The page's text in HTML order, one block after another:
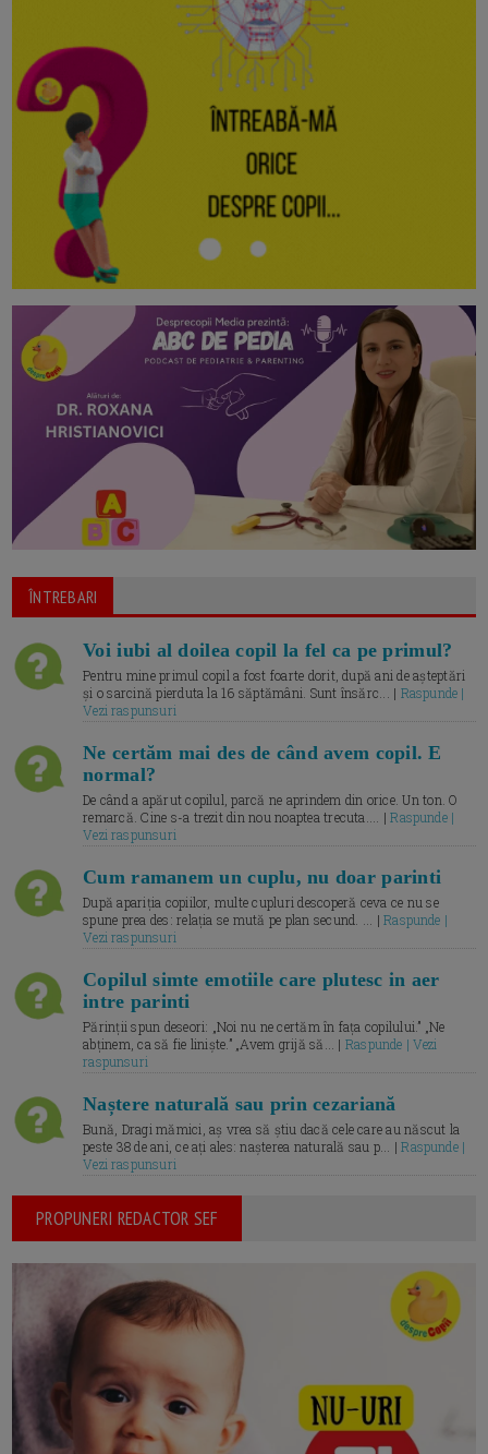
ÎNTREBARI
Voi iubi al doilea copil la fel ca pe primul?
Pentru mine primul copil a fost foarte dorit, după ani de așteptări
și o sarcină pierduta la 16 săptămâni. Sunt însărc... | Raspunde |
Vezi raspunsuri
Ne certăm mai des de când avem copil. E
normal?
De când a apărut copilul, parcă ne aprindem din orice. Un ton. O
remarcă. Cine s-a trezit din nou noaptea trecuta.... |Raspunde |
Vezi raspunsuri
Cum ramanem un cuplu, nu doar parinti
După apariția copiilor, multe cupluri descoperă ceva ce nu se
spune prea des: relația se mută pe plan secund. ... |Raspunde |
Vezi raspunsuri
Copilul simte emotiile care plutesc in aer
intre parinti
Părinții spun deseori: „Noi nu ne certăm în fața copilului.” „Ne
abținem, ca să fie liniște.” „Avem grijă să... | Raspunde | Vezi
raspunsuri
Naștere naturală sau prin cezariană
Bună, Dragi mămici, aș vrea să știu dacă cele care au născut la
peste 38 de ani, ce ați ales: nașterea naturală sau p... |Raspunde |
Vezi raspunsuri
PROPUNERI REDACTOR SEF